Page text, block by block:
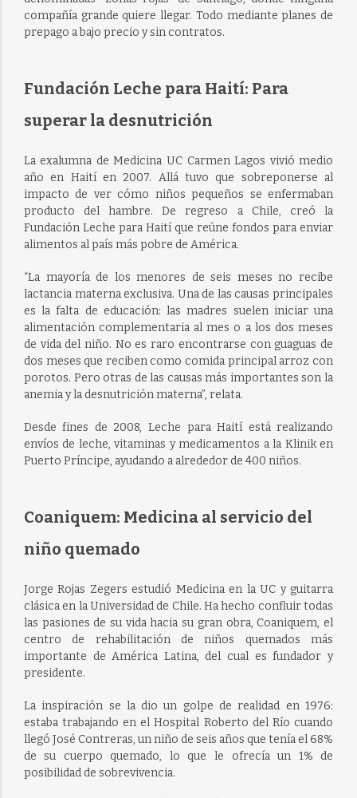
compañía grande quiere llegar. Todo mediante planes de
prepago a bajo precio y sin contratos.
Fundación Leche para Haití: Para
superar la desnutrición
La exalumna de Medicina UC Carmen Lagos vivió medio
año en Haití en 2007. Allá tuvo que sobreponerse al
impacto de ver cómo niños pequeños se enfermaban
producto del hambre. De regreso a Chile, creó la
Fundación Leche para Haití que reúne fondos para enviar
alimentos al país más pobre de América.
“La mayoría de los menores de seis meses no recibe
lactancia materna exclusiva. Una de las causas principales
es la falta de educación: las madres suelen iniciar una
alimentación complementaria al mes o a los dos meses
de vida del niño. No es raro encontrarse con guaguas de
dos meses que reciben como comida principal arroz con
porotos. Pero otras de las causas más importantes son la
anemia y la desnutrición materna”, relata.
Desde fines de 2008, Leche para Haití está realizando
envíos de leche, vitaminas y medicamentos a la Klinik en
Puerto Príncipe, ayudando a alrededor de 400 niños.
Coaniquem: Medicina al servicio del
niño quemado
Jorge Rojas Zegers estudió Medicina en la UC y guitarra
clásica en la Universidad de Chile. Ha hecho confluir todas
las pasiones de su vida hacia su gran obra, Coaniquem, el
centro de rehabilitación de niños quemados más
importante de América Latina, del cual es fundador y
presidente.
La inspiración se la dio un golpe de realidad en 1976:
estaba trabajando en el Hospital Roberto del Río cuando
llegó José Contreras, un niño de seis años que tenía el 68%
de su cuerpo quemado, lo que le ofrecía un 1% de
posibilidad de sobrevivencia.